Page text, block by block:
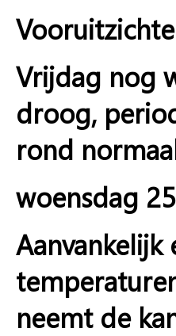
Vrijdag nog
droog,
rond
woensdag
neemt de